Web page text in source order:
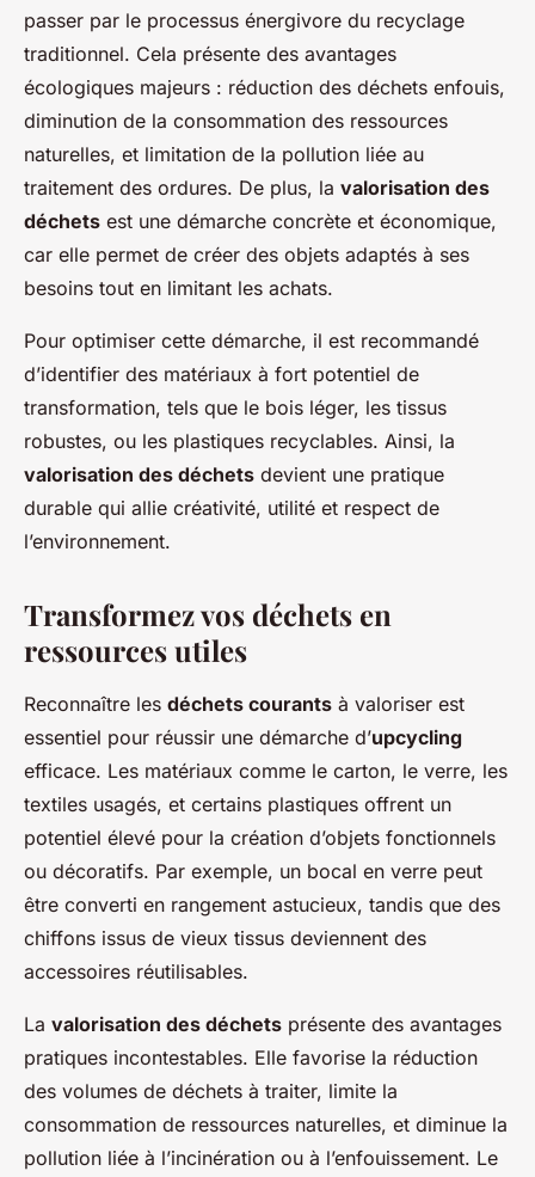
passer par le processus énergivore du recyclage
traditionnel. Cela présente des avantages
écologiques majeurs : réduction des déchets enfouis,
diminution de la consommation des ressources
naturelles, et limitation de la pollution liée au
traitement des ordures. De plus, la valorisation des
déchets est une démarche concrète et économique,
car elle permet de créer des objets adaptés à ses
besoins tout en limitant les achats.
Pour optimiser cette démarche, il est recommandé
d’identifier des matériaux à fort potentiel de
transformation, tels que le bois léger, les tissus
robustes, ou les plastiques recyclables. Ainsi, la
valorisation des déchets devient une pratique
durable qui allie créativité, utilité et respect de
l’environnement.
Transformez vos déchets en
ressources utiles
Reconnaître les déchets courants à valoriser est
essentiel pour réussir une démarche d’upcycling
efficace. Les matériaux comme le carton, le verre, les
textiles usagés, et certains plastiques offrent un
potentiel élevé pour la création d’objets fonctionnels
ou décoratifs. Par exemple, un bocal en verre peut
être converti en rangement astucieux, tandis que des
chiffons issus de vieux tissus deviennent des
accessoires réutilisables.
La valorisation des déchets présente des avantages
pratiques incontestables. Elle favorise la réduction
des volumes de déchets à traiter, limite la
consommation de ressources naturelles, et diminue la
pollution liée à l’incinération ou à l’enfouissement. Le